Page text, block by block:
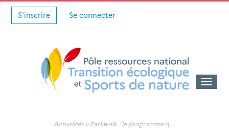
S'inscrire Se connecter
Toggle
Actualités> Parkwalk : le programme q